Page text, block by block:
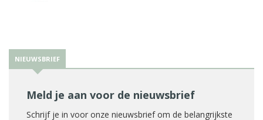
NIEUWSBRIEF
Meld je aan voor de nieuwsbrief
Schrijf je in voor onze nieuwsbrief om de belangrijkste